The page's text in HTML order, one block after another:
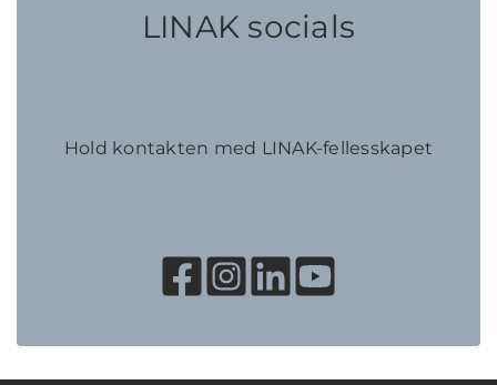
LINAK socials
Hold kontakten med LINAK-fellesskapet